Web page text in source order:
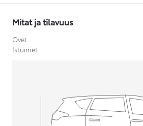
Alkaen
Mitat ja tilavuus
Ovet
Istuimet